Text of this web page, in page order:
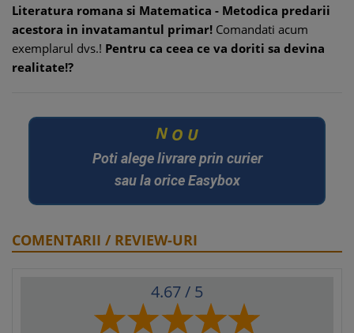
Literatura romana si Matematica - Metodica predarii
acestora in invatamantul primar! Comandati acum
exemplarul dvs.! Pentru ca ceea ce va doriti sa devina
realitate!?
N O U
Poti alege livrare prin curier
sau la orice Easybox
COMENTARII / REVIEW-URI
4.67/ 5